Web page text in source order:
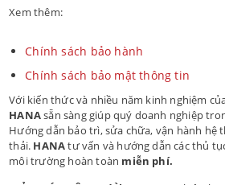
Xem thêm:
Chính sách bảo hành
Chính sách bảo mật thông tin
Với kiến thức và nhiều năm kinh nghiệm
HANAsẵn sàng giúp quý doanh nghiệp
Hướng dẫn bảo trì, sửa chữa, vận hành hệ
thải. HANAtư vấn và hướng dẫn các thủ
môi trường hoàn toàn miễn phí.